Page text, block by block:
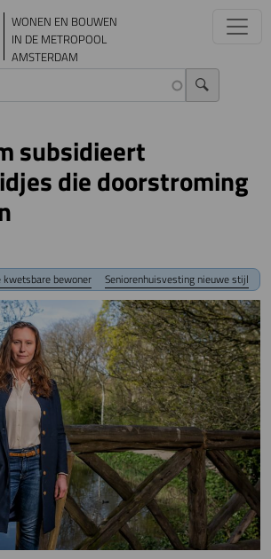
gaan
WONEN EN BOUWEN
IN DE METROPOOL
AMSTERDAM
subsidieert
die doorstroming
kwetsbare bewoner Seniorenhuisvesting nieuwe stijl